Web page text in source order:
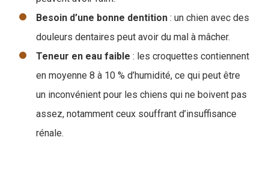
Besoin d’une bonne dentition : un chien avec des
douleurs dentaires peut avoir du mal à mâcher.
Teneur en eau faible : les croquettes contiennent
en moyenne 8 à 10 % d’humidité, ce qui peut être
un inconvénient pour les chiens qui ne boivent pas
assez, notamment ceux souffrant d’insuffisance
rénale.